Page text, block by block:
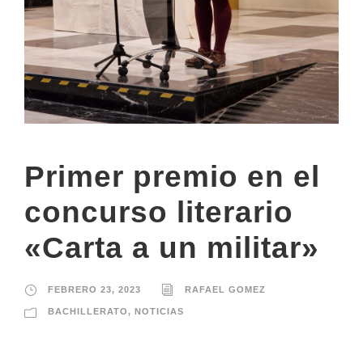
Primer premio en el
concurso literario
«Carta a un militar»
FEBRERO 23, 2023 RAFAEL GOMEZ
BACHILLERATO, NOTICIAS